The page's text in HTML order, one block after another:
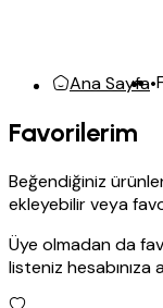
Ana Sayfa•
Favorilerim
Beğendiğiniz
ekleyebilir veya
Üye olmadan da
listeniz hesabınıza